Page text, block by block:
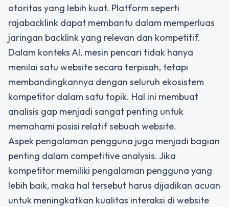
otoritas yang lebih kuat. Platform seperti
rajabacklink dapat membantu dalam memperluas
jaringan backlink yang relevan dan kompetitif.
Dalam konteks AI, mesin pencari tidak hanya
menilai satu website secara terpisah, tetapi
membandingkannya dengan seluruh ekosistem
kompetitor dalam satu topik. Hal ini membuat
analisis gap menjadi sangat penting untuk
memahami posisi relatif sebuah website.
Aspek pengalaman pengguna juga menjadi bagian
penting dalam competitive analysis. Jika
kompetitor memiliki pengalaman pengguna yang
lebih baik, maka hal tersebut harus dijadikan acuan
untuk meningkatkan kualitas interaksi di website